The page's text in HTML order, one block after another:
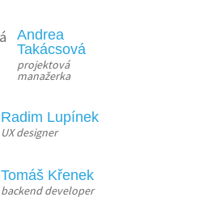
Andrea
Takácsová
projektová
manažerka
Radim Lupínek
UX designer
Tomáš Křenek
backend developer